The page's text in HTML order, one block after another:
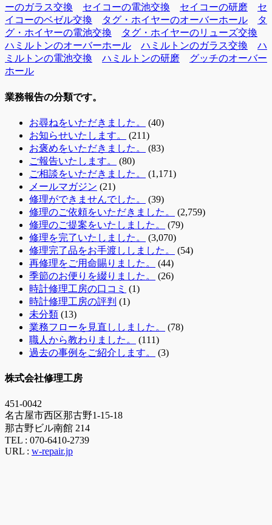
ーのガラス交換
セイコーの電池交換 セイコーの研磨
セ
イコーのベゼル交換
タグ・ホイヤーのオーバーホール
タ
グ・ホイヤーの電池交換
タグ・ホイヤーのリューズ交換
ハミルトンのオーバーホール
ハミルトンのガラス交換
ハ
ミルトンの電池交換
ハミルトンの研磨
グッチのオーバー
ホール
業務報告の分類です。
お尋ねをいただきました。
(40)
お知らせいたします。
(211)
お褒めをいただきました。
(83)
ご報告いたします。
(80)
ご相談をいただきました。
(1,171)
メールマガジン (21)
修理ができませんでした。
(39)
修理のご依頼をいただきました。
(2,759)
修理のご提案をいたしました。
(79)
修理を完了いたしました。
(3,070)
修理完了品をお手渡ししました。
(54)
再修理をご用命賜りました。
(44)
季節のお便りを綴りました。
(26)
時計修理工房の口コミ (1)
時計修理工房の評判 (1)
未分類 (13)
業務フローを見直ししました。
(78)
職人から教わりました。
(111)
過去の事例をご紹介します。
(3)
株式会社修理工房
451-0042
名古屋市西区那古野1-15-18
那古野ビル南館 214
TEL : 070-6410-2739
URL : w-repair.jp